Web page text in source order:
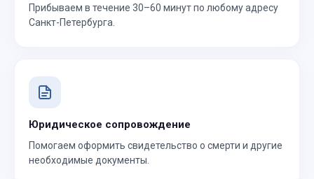
Прибываем в течение 30–60 минут по любому адресу
Санкт-Петербурга.
Юридическое сопровождение
Помогаем оформить свидетельство о смерти и другие
необходимые документы.